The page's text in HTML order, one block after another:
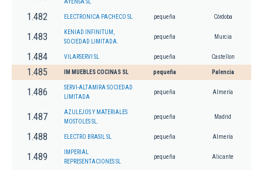
AYENSA SL
1.482 ELECTRONICA PACHECO SL pequeña Córdoba
1.483
KENIAD INFINITUM,
SOCIEDAD LIMITADA.
pequeña Murcia
1.484 VILARSERVI SL pequeña Castellon
1.485 IM MUEBLES COCINAS SL pequeña Palencia
1.486
SERVI-ALTAMIRA SOCIEDAD
LIMITADA
pequeña Almería
1.487
AZULEJOS Y MATERIALES
MOSTOLES SL.
pequeña Madrid
1.488 ELECTRO BRASIL SL pequeña Almería
1.489
IMPERIAL
REPRESENTACIONES SL
pequeña Alicante